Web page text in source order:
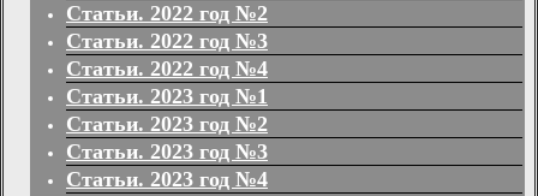
Статьи. 2022 год №2
Статьи. 2022 год №3
Статьи. 2022 год №4
Статьи. 2023 год №1
Статьи. 2023 год №2
Статьи. 2023 год №3
Статьи. 2023 год №4